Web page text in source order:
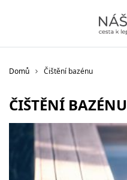
Domů Čištění bazénu
ČIŠTĚNÍ BAZÉNU